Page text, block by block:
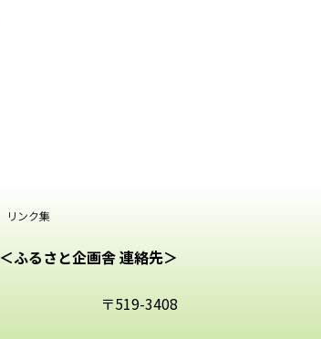
リンク集
＜ふるさと企画舎 連絡先＞
〒519-3408